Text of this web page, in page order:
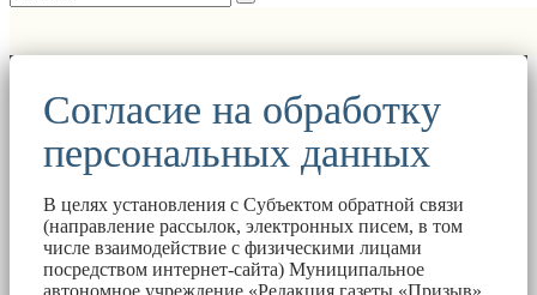
Согласие на обработку
персональных данных
В целях установления с Субъектом обратной связи
(направление рассылок, электронных писем, в том
числе взаимодействие с физическими лицами
посредством интернет-сайта) Муниципальное